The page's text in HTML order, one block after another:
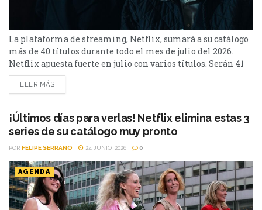
La plataforma de streaming, Netflix, sumará a su catálogo
más de 40 títulos durante todo el mes de julio del 2026.
Netflix apuesta fuerte en julio con varios títulos. Serán 41
en total, entre los que se destacan: La casa de la pradera,
Heartstopper Forever y Enola Holmes 3. La lista completa,
LEER MÁS
¡Últimos días para verlas! Netflix elimina estas 3
series de su catálogo muy pronto
POR FELIPE SERRANO 24 JUNIO, 2026 0
AGENDA